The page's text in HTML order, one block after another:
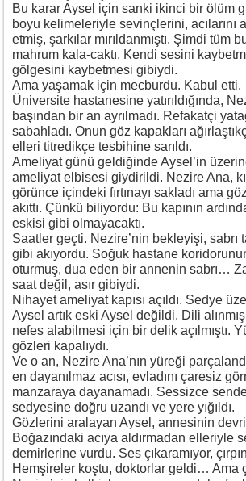
Bu karar Aysel için sanki ikinci bir ölüm
boyu kelimeleriyle sevinçlerini, acılarını
etmiş, şarkılar mırıldanmıştı. Şimdi tüm
mahrum kala-caktı. Kendi sesini
gölgesini kaybetmesi gibiydi.
Ama yaşamak için mecburdu. Kabul etti.
Üniversite hastanesine yatırıldığında,
başından bir an ayrılmadı. Refakatçi
sabahladı. Onun göz kapakları
elleri titredikçe tesbihine sarıldı.
Ameliyat günü geldiğinde Aysel’in
ameliyat elbisesi giydirildi. Nezire Ana,
görünce içindeki fırtınayı sakladı ama
akıttı. Çünkü biliyordu: Bu kapının
eskisi gibi olmayacaktı.
Saatler geçti. Nezire’nin bekleyişi, sabrı
gibi akıyordu. Soğuk hastane
oturmuş, dua eden bir annenin sabrı…
saat değil, asır gibiydi.
Nihayet ameliyat kapısı açıldı. Sedye
Aysel artık eski Aysel değildi. Dili
nefes alabilmesi için bir delik açılmıştı.
gözleri kapalıydı.
Ve o an, Nezire Ana’nın yüreği
en dayanılmaz acısı, evladını çaresiz
manzaraya dayanamadı. Sessizce
sedyesine doğru uzandı ve yere yığıldı.
Gözlerini aralayan Aysel, annesinin
Boğazındaki acıya aldırmadan elleriyle
demirlerine vurdu. Ses çıkaramıyor,
Hemşireler koştu, doktorlar geldi… Ama